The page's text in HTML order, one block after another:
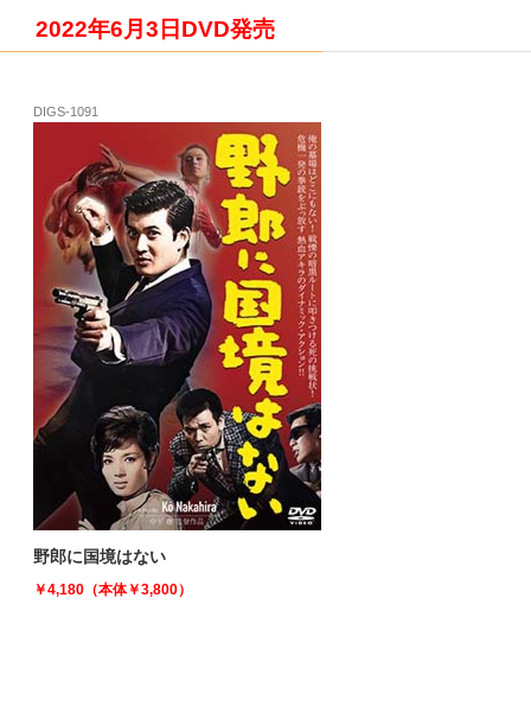
2022年6月3日DVD発売
DIGS-1091
野郎に国境はない
￥4,180（本体￥3,800）